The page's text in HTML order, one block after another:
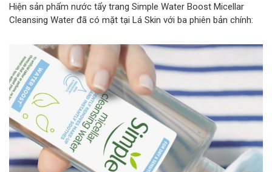
Hiện sản phẩm nước tẩy trang Simple Water Boost Micellar
Cleansing Water đã có mặt tại Lá Skin với ba phiên bản chính: